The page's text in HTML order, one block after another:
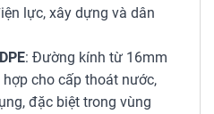
lực, xây dựng và dân
: Đường kính từ 16mm
cho cấp thoát nước,
đặc biệt trong vùng